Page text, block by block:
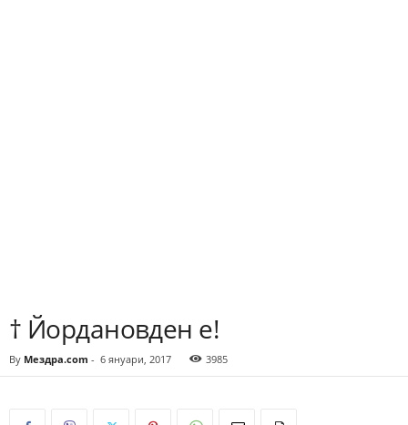
† Йордановден е!
By Мездра.com - 6 януари, 2017 3985